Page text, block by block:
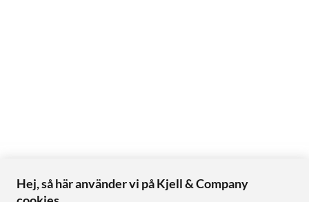
Hej, så här använder vi på Kjell & Company